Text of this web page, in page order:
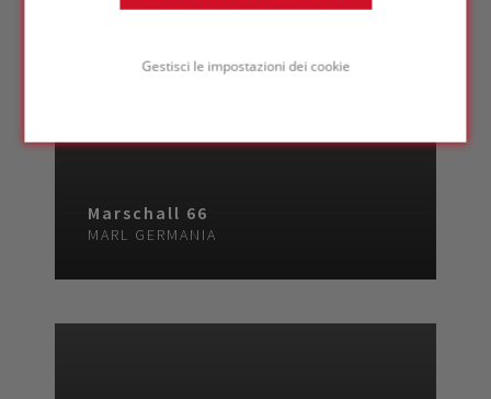
Gestisci le impostazioni dei cookie
Marschall 66
MARL GERMANIA